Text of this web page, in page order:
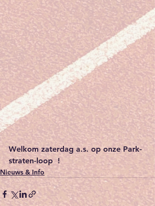
Welkom zaterdag a.s. op onze Park-
straten-loop  !
Nieuws & Info